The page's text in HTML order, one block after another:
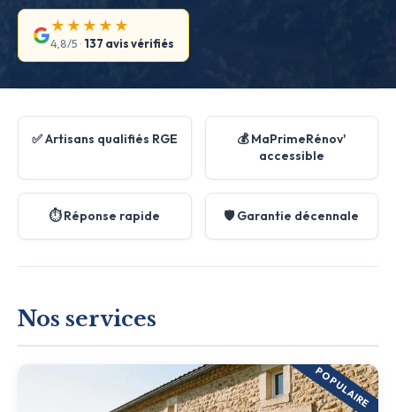
★★★★★
4,8/5 · 137 avis vérifiés
✅ Artisans qualifiés RGE
💰 MaPrimeRénov'
accessible
⏱️ Réponse rapide 🛡️ Garantie décennale
Nos services
POPULAIRE